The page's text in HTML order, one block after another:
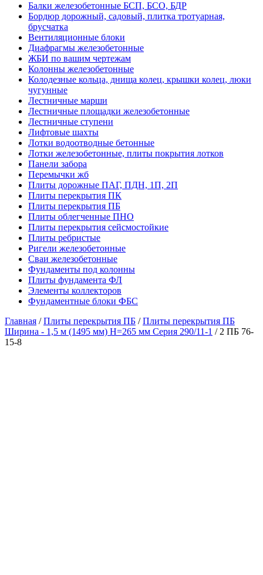
Балки железобетонные БСП, БСО, БДР
Бордюр дорожный, садовый, плитка тротуарная,
брусчатка
Вентиляционные блоки
Диафрагмы железобетонные
ЖБИ по вашим чертежам
Колонны железобетонные
Колодезные кольца, днища колец, крышки колец, люки
чугунные
Лестничные марши
Лестничные площадки железобетонные
Лестничные ступени
Лифтовые шахты
Лотки водоотводные бетонные
Лотки железобетонные, плиты покрытия лотков
Панели забора
Перемычки жб
Плиты дорожные ПАГ, ПДН, 1П, 2П
Плиты перекрытия ПК
Плиты перекрытия ПБ
Плиты облегченные ПНО
Плиты перекрытия сейсмостойкие
Плиты ребристые
Ригели железобетонные
Сваи железобетонные
Фундаменты под колонны
Плиты фундамента ФЛ
Элементы коллекторов
Фундаментные блоки ФБС
Главная /Плиты перекрытия ПБ /Плиты перекрытия ПБ
Ширина - 1,5 м (1495 мм) H=265 мм Серия 290/11-1 / 2 ПБ 76-
15-8